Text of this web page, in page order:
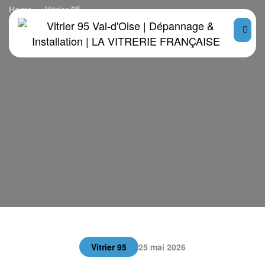
Home
Vitrier 95
Vitrier à Franconville : remplacement de vitrage simple et
Vitrier 95 25 mai 2026